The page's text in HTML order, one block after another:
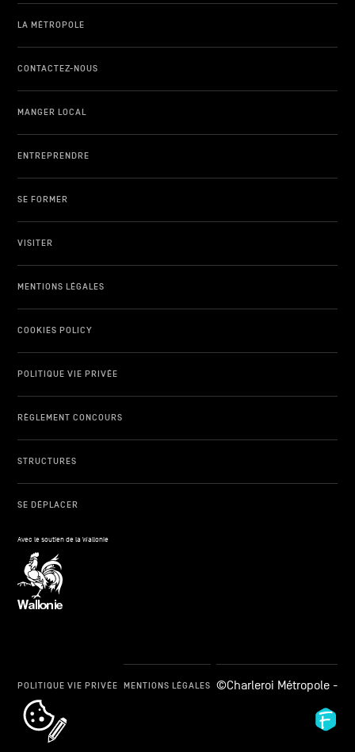
LA MÉTROPOLE
CONTACTEZ-NOUS
MANGER LOCAL
ENTREPRENDRE
SE FORMER
VISITER
MENTIONS LÉGALES
COOKIES POLICY
POLITIQUE VIE PRIVÉE
RÈGLEMENT CONCOURS
STRUCTURES
SE DÉPLACER
Avec le soutien de la Wallonie
cookie_notice_link
POLITIQUE VIE PRIVÉE MENTIONS LÉGALES ©Charleroi Métropole -